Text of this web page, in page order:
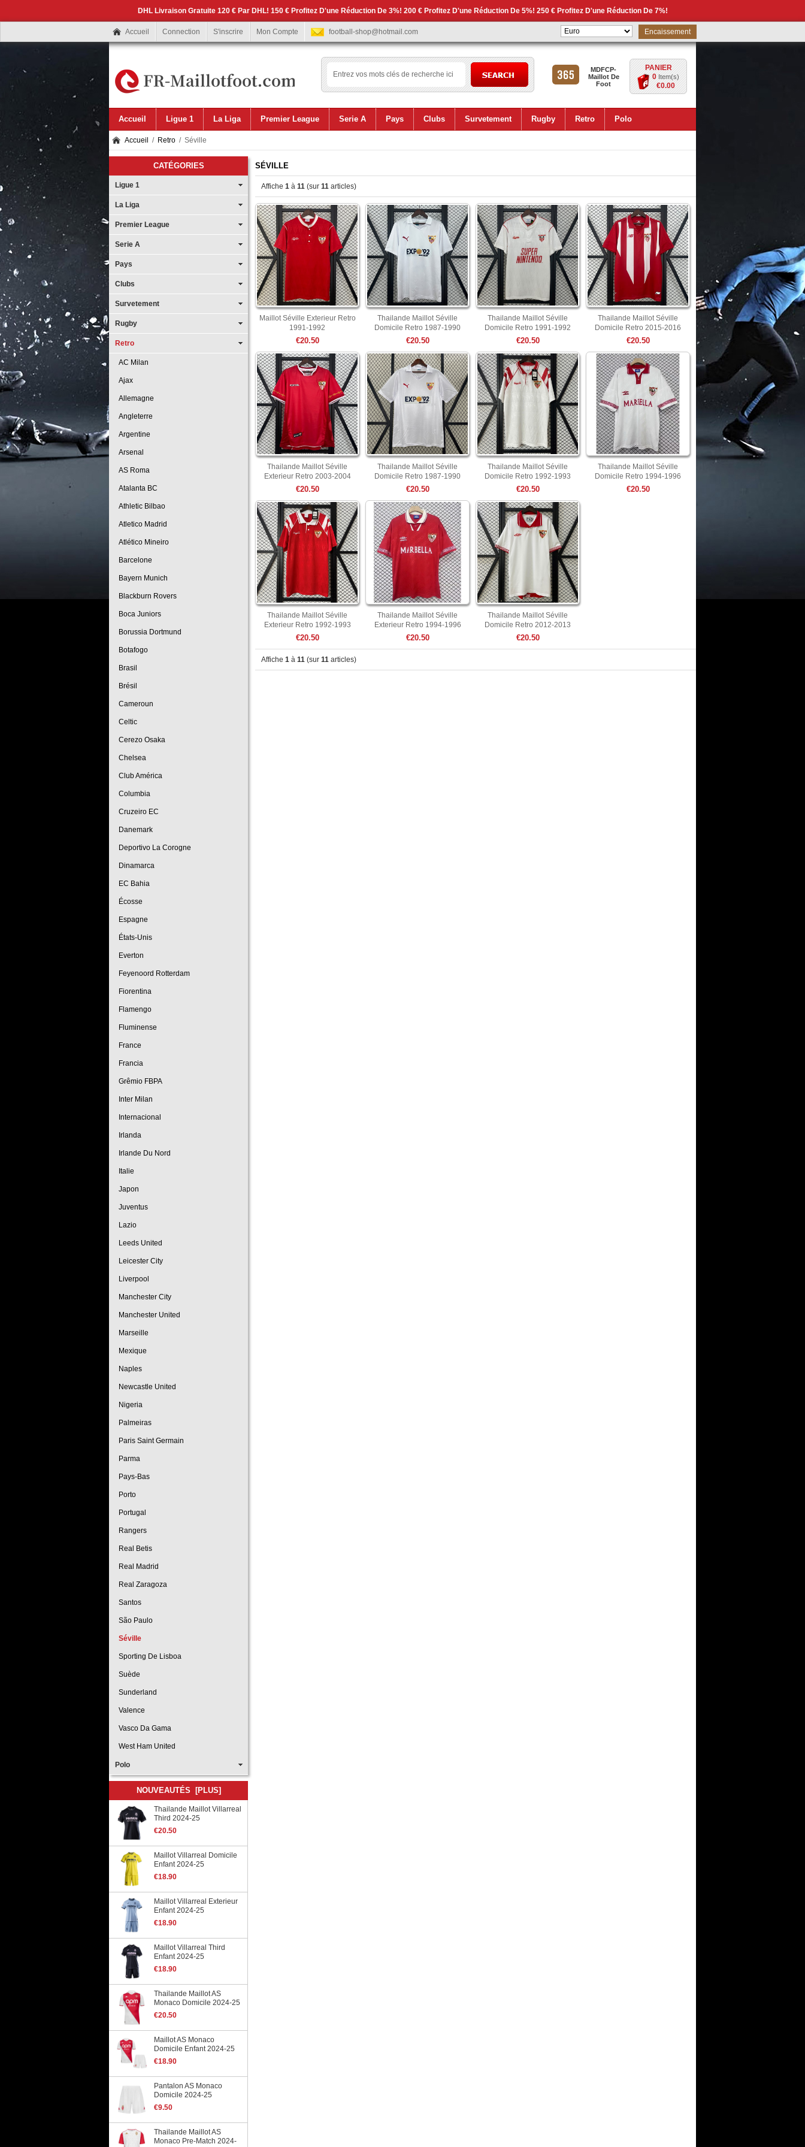
DHL Livraison Gratuite 120 € Par DHL! 150 € Profitez D'une Réduction De 3%! 200 € Profitez D'une Réduction De 5%! 250 € Profitez D'une Réduction De 7%!
Accueil Connection S'inscrire Mon Compte football-shop@hotmail.com Encaissement
PANIER
0 Item(s)
€0.00
MDFCP-
Maillot De
Foot
Accueil Ligue 1 La Liga Premier League Serie A Pays Clubs Survetement Rugby Retro Polo
Accueil / Retro / Séville
CATÉGORIES
Ligue 1
La Liga
Premier League
Serie A
Pays
Clubs
Survetement
Rugby
Retro
AC Milan
Ajax
Allemagne
Angleterre
Argentine
Arsenal
AS Roma
Atalanta BC
Athletic Bilbao
Atletico Madrid
Atlético Mineiro
Barcelone
Bayern Munich
Blackburn Rovers
Boca Juniors
Borussia Dortmund
Botafogo
Brasil
Brésil
Cameroun
Celtic
Cerezo Osaka
Chelsea
Club América
Columbia
Cruzeiro EC
Danemark
Deportivo La Corogne
Dinamarca
EC Bahia
Écosse
Espagne
États-Unis
Everton
Feyenoord Rotterdam
Fiorentina
Flamengo
Fluminense
France
Francia
Grêmio FBPA
Inter Milan
Internacional
Irlanda
Irlande Du Nord
Italie
Japon
Juventus
Lazio
Leeds United
Leicester City
Liverpool
Manchester City
Manchester United
Marseille
Mexique
Naples
Newcastle United
Nigeria
Palmeiras
Paris Saint Germain
Parma
Pays-Bas
Porto
Portugal
Rangers
Real Betis
Real Madrid
Real Zaragoza
Santos
São Paulo
Séville
Sporting De Lisboa
Suède
Sunderland
Valence
Vasco Da Gama
West Ham United
Polo
NOUVEAUTÉS [PLUS]
Thailande Maillot Villarreal
Third 2024-25
€20.50
Maillot Villarreal Domicile
Enfant 2024-25
€18.90
Maillot Villarreal Exterieur
Enfant 2024-25
€18.90
Maillot Villarreal Third
Enfant 2024-25
€18.90
Thailande Maillot AS
Monaco Domicile 2024-25
€20.50
Maillot AS Monaco
Domicile Enfant 2024-25
€18.90
Pantalon AS Monaco
Domicile 2024-25
€9.50
Thailande Maillot AS
Monaco Pre-Match 2024-
SÉVILLE
Affiche 1 à 11 (sur 11 articles)
Maillot Séville Exterieur Retro
1991-1992
€20.50
Thailande Maillot Séville
Domicile Retro 1987-1990
€20.50
Thailande Maillot Séville
Domicile Retro 1991-1992
€20.50
Thailande Maillot Séville
Domicile Retro 2015-2016
€20.50
Thailande Maillot Séville
Exterieur Retro 2003-2004
€20.50
Thailande Maillot Séville
Domicile Retro 1987-1990
€20.50
Thailande Maillot Séville
Domicile Retro 1992-1993
€20.50
Thailande Maillot Séville
Domicile Retro 1994-1996
€20.50
Thailande Maillot Séville
Exterieur Retro 1992-1993
€20.50
Thailande Maillot Séville
Exterieur Retro 1994-1996
€20.50
Thailande Maillot Séville
Domicile Retro 2012-2013
€20.50
Affiche 1 à 11 (sur 11 articles)